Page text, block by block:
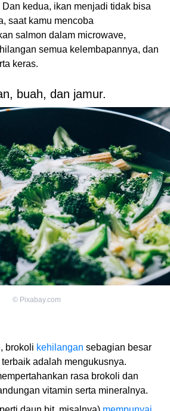
Dan kedua, ikan menjadi tidak bisa
saat kamu mencoba
salmon dalam microwave,
semua kelembapannya, dan
keras.
buah, dan jamur.
© Pixabay.com
brokoli kehilangan sebagian besar
adalah mengukusnya.
rasa brokoli dan
vitamin serta mineralnya.